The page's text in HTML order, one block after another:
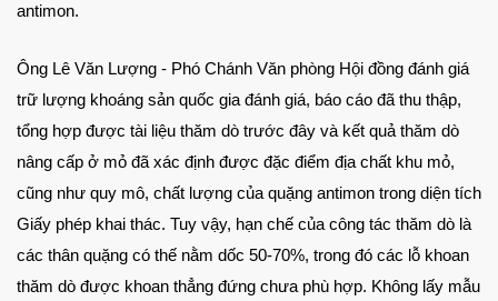
antimon.
Ông Lê Văn Lượng - Phó Chánh Văn phòng Hội đồng đánh giá
trữ lượng khoáng sản quốc gia đánh giá, báo cáo đã thu thập,
tổng hợp được tài liệu thăm dò trước đây và kết quả thăm dò
nâng cấp ở mỏ đã xác định được đặc điểm địa chất khu mỏ,
cũng như quy mô, chất lượng của quặng antimon trong diện tích
Giấy phép khai thác. Tuy vậy, hạn chế của công tác thăm dò là
các thân quặng có thế nằm dốc 50-70%, trong đó các lỗ khoan
thăm dò được khoan thẳng đứng chưa phù hợp. Không lấy mẫu